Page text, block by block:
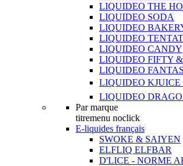
LIQUIDEO THE
LIQUIDEO SODA
LIQUIDEO
LIQUIDEO
LIQUIDEO CANDY
LIQUIDEO FIFTY
LIQUIDEO
LIQUIDEO KJUICE
LIQUIDEO
Par marque
titremenu noclick
E-liquides français
SWOKE & SAIYEN
ELFLIQ ELFBAR
D'LICE - NORME